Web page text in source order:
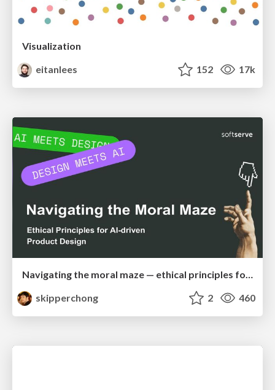
Visualization
eitanlees
152 17k
Navigating the moral maze — ethical principles for Al-driven product design
skipperchong
2 460